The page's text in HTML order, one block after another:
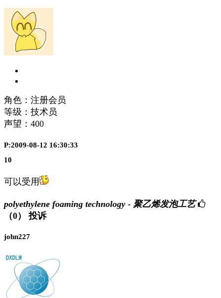
角色：注册会员
等级：技术员
声望： 400
P:2009-08-12 16:30:33
10
可以受用
polyethylene foaming technology - 聚乙烯发泡工艺
（0）
投诉
john227